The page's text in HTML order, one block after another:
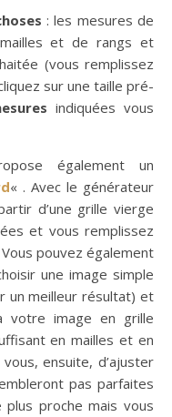
: les mesures de
et de rangs et
(vous remplissez
sur une taille pré-
indiquées vous
également un
« . Avec le générateur
d’une grille vierge
et vous remplissez
pouvez également
une image simple
un meilleur résultat) et
votre image en grille
en mailles et en
ensuite, d’ajuster
pas parfaites
proche mais vous